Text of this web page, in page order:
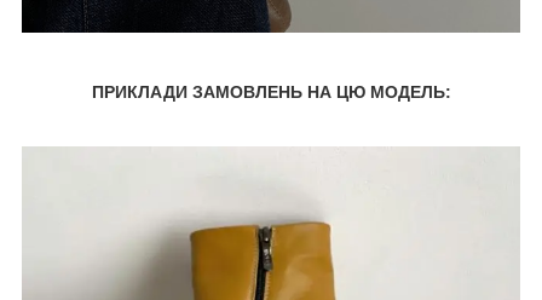
ПРИКЛАДИ ЗАМОВЛЕНЬ НА ЦЮ МОДЕЛЬ: